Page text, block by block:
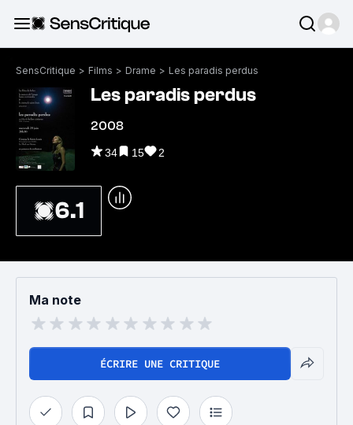
SensCritique > Films > Drame > Les paradis perdus
Les paradis perdus
2008
34 15 2
6.1
Ma note
ÉCRIRE UNE CRITIQUE